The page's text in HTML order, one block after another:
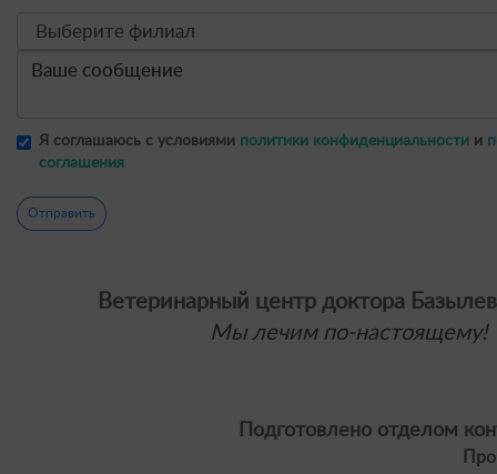
Я соглашаюсь с условиями политики конфиденциальности и
соглашения
Отправить
Ветеринарный центр доктора
Мы лечим по-настоящему!
Подготовлено отделом